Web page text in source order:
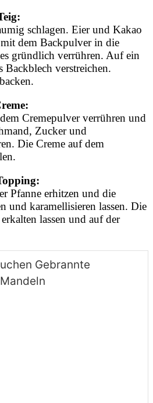
schlagen. Eier und Kakao
dem Backpulver in die
gründlich verrühren. Auf ein
Backblech verstreichen.
Cremepulver verrühren und
Zucker und
Die Creme auf dem
Pfanne erhitzen und die
und karamellisieren lassen. Die
lassen und auf der